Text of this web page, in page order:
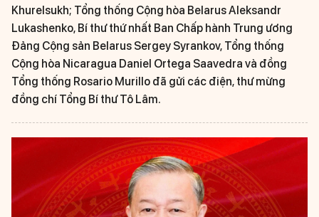
Khurelsukh; Tổng thống Cộng hòa Belarus Aleksandr
Lukashenko, Bí thư thứ nhất Ban Chấp hành Trung ương
Đảng Cộng sản Belarus Sergey Syrankov, Tổng thống
Cộng hòa Nicaragua Daniel Ortega Saavedra và đồng
Tổng thống Rosario Murillo đã gửi các điện, thư mừng
đồng chí Tổng Bí thư Tô Lâm.